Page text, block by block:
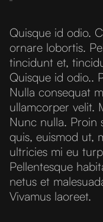
Quisque id odio.
ornare lobortis.
tincidunt et,
Quisque id odio..
Nulla consequat
ullamcorper velit.
Nunc nulla. Proin
quis, euismod ut,
ultricies mi eu
Pellentesque
netus et
Vivamus laoreet.